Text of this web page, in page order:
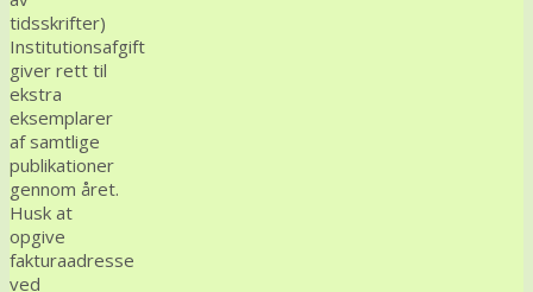
tidsskrifter)
Institutionsafgift
giver rett til
ekstra
eksemplarer
af samtlige
publikationer
gennom året.
Husk at
opgive
fakturaadresse
ved